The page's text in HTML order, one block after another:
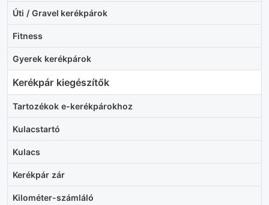
Úti / Gravel kerékpárok
Fitness
Gyerek kerékpárok
Kerékpár kiegészítők
Tartozékok e-kerékpárokhoz
Kulacstartó
Kulacs
Kerékpár zár
Kilométer-számláló